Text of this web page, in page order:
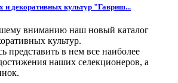
и декоративных культур "Гавриш...
вниманию наш новый каталог
культур.
представить в нем все наиболее
наших селекционеров, а